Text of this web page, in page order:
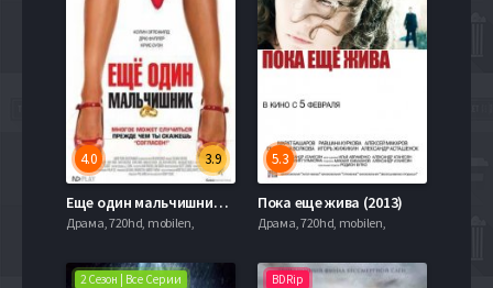
3.9
4.0
Еще один мальчишник (2015)
Драма, 720hd, mobilen,
5.3
Пока еще жива (2013)
Драма, 720hd, mobilen,
2 Сезон | Все Серии BDRip